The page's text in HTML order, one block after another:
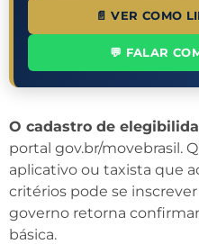
📄 VER COMO
💬 FALAR
O cadastro de
portal gov.br/movebrasil.
aplicativo ou taxista que
critérios pode se
governo retorna
básica.